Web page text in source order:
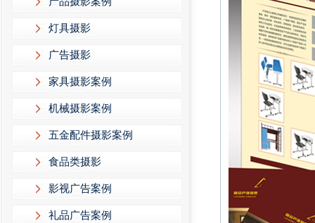
灯具摄影
广告摄影
家具摄影案例
机械摄影案例
五金配件摄影案例
食品类摄影
影视广告案例
礼品广告案例